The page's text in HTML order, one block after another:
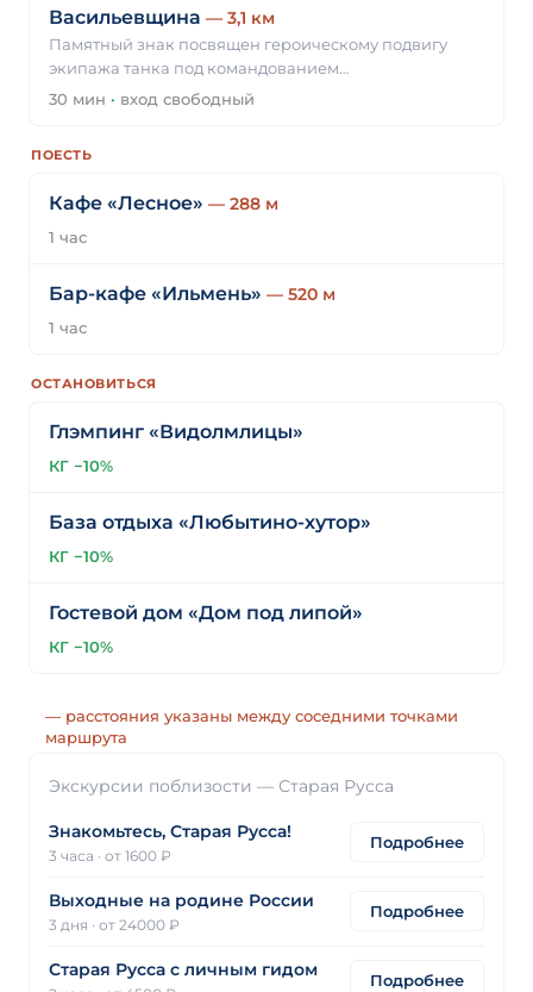
Васильевщина — 3,1 км
Памятный знак посвящен героическому подвигу
экипажа танка под командованием…
30 мин · вход свободный
ПОЕСТЬ
Кафе «Лесное» — 288 м
1 час
Бар-кафе «Ильмень» — 520 м
1 час
ОСТАНОВИТЬСЯ
Глэмпинг «Видолмлицы»
КГ −10%
База отдыха «Любытино-хутор»
КГ −10%
Гостевой дом «Дом под липой»
КГ −10%
— расстояния указаны между соседними точками
маршрута
Экскурсии поблизости — Старая Русса
Знакомьтесь, Старая Русса!
3 часа · от 1600 ₽
Подробнее
Выходные на родине России
3 дня · от 24000 ₽
Подробнее
Старая Русса с личным гидом
Подробнее